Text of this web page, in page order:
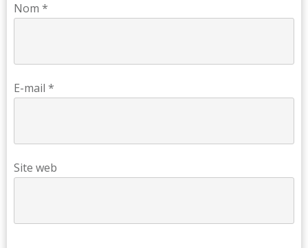
Nom *
E-mail *
Site web